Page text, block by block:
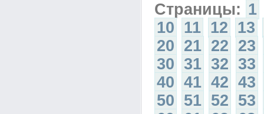
Страницы: 1
10 11 12 13
20 21 22 23
30 31 32 33
40 41 42 43
50 51 52 53